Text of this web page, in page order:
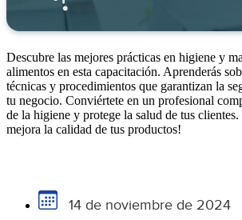
Descubre las mejores prácticas en higiene y
alimentos en esta capacitación. Aprenderás
técnicas y procedimientos que garantizan la
tu negocio. Conviértete en un profesional
de la higiene y protege la salud de tus
mejora la calidad de tus productos!
14 de noviembre de 2024